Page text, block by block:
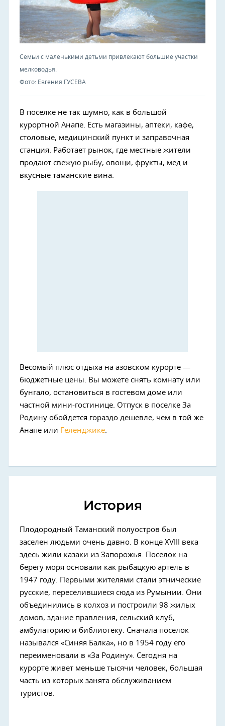
Семьи с маленькими детьми привлекают большие участки
мелководья.
Фото: Евгения ГУСЕВА
В поселке не так шумно, как в большой
курортной Анапе. Есть магазины, аптеки, кафе,
столовые, медицинский пункт и заправочная
станция. Работает рынок, где местные жители
продают свежую рыбу, овощи, фрукты, мед и
вкусные таманские вина.
Весомый плюс отдыха на азовском курорте —
бюджетные цены. Вы можете снять комнату или
бунгало, остановиться в гостевом доме или
частной мини-гостинице. Отпуск в поселке За
Родину обойдется гораздо дешевле, чем в той же
Анапе или
Геленджике.
История
Плодородный Таманский полуостров был
заселен людьми очень давно. В конце XVIII века
здесь жили казаки из Запорожья. Поселок на
берегу моря основали как рыбацкую артель в
1947 году. Первыми жителями стали этнические
русские, переселившиеся сюда из Румынии. Они
объединились в колхоз и построили 98 жилых
домов, здание правления, сельский клуб,
амбулаторию и библиотеку. Сначала поселок
назывался «Синяя Балка», но в 1954 году его
переименовали в «За Родину». Сегодня на
курорте живет меньше тысячи человек, большая
часть из которых занята обслуживанием
туристов.